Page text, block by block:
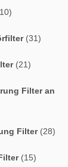
(31)
(21)
Filter an
Filter(28)
(15)